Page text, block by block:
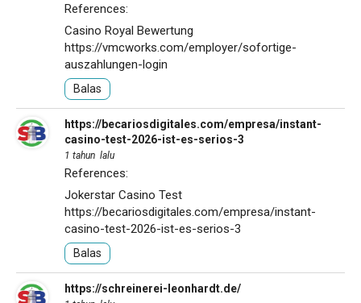
References:
Casino Royal Bewertung
https://vmcworks.com/employer/sofortige-
auszahlungen-login
Balas
https://becariosdigitales.com/empresa/instant-
casino-test-2026-ist-es-serios-3
1 tahun lalu
References:
Jokerstar Casino Test
https://becariosdigitales.com/empresa/instant-
casino-test-2026-ist-es-serios-3
Balas
https://schreinerei-leonhardt.de/